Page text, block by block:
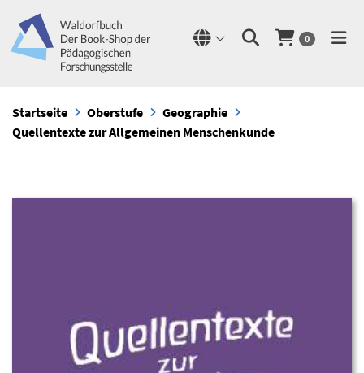
0
Startseite Oberstufe
Geographie
Quellentexte zur Allgemeinen Menschenkunde